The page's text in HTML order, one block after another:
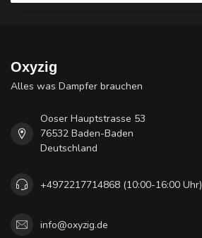
Oxyzig
Alles was Dampfer brauchen
Ooser Hauptstrasse 53
76532 Baden-Baden
Deutschland
+4972217714868 (10:00-16:00 Uhr)
info@oxyzig.de